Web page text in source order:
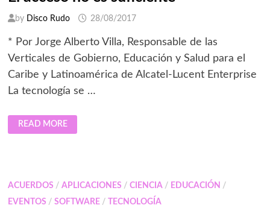
by Disco Rudo 28/08/2017
* Por Jorge Alberto Villa, Responsable de las
Verticales de Gobierno, Educación y Salud para el
Caribe y Latinoamérica de Alcatel-Lucent Enterprise
La tecnología se …
EL
ACCESO
NO
READ MORE
ACUERDOS / APLICACIONES / CIENCIA/ EDUCACIÓN /
EVENTOS / SOFTWARE/ TECNOLOGÍA